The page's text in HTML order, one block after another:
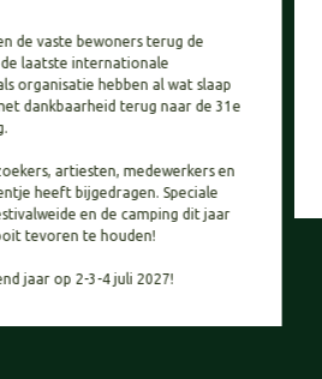
de vaste bewoners terug de
laatste internationale
organisatie hebben al wat slaap
dankbaarheid terug naar de 31e
artiesten, medewerkers en
heeft bijgedragen. Speciale
en de camping dit jaar
tevoren te houden!
jaar op 2-3-4 juli 2027!